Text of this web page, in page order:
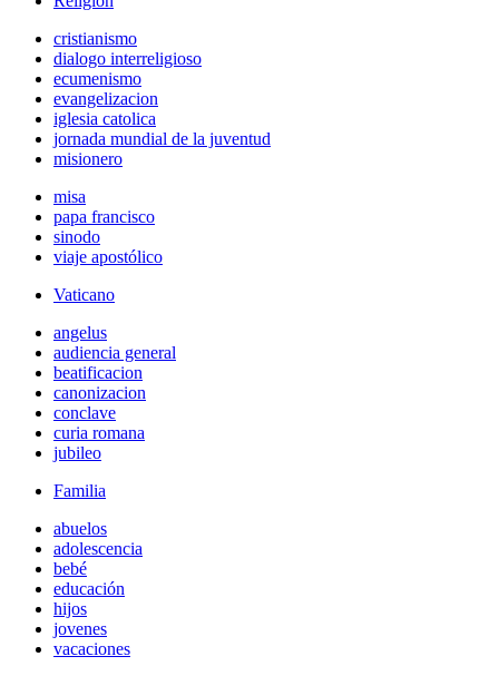
cristianismo
dialogo interreligioso
ecumenismo
evangelizacion
iglesia catolica
jornada mundial de la juventud
misionero
misa
papa francisco
sinodo
viaje apostólico
Vaticano
angelus
audiencia general
beatificacion
canonizacion
conclave
curia romana
jubileo
Familia
abuelos
adolescencia
bebé
educación
hijos
jovenes
vacaciones